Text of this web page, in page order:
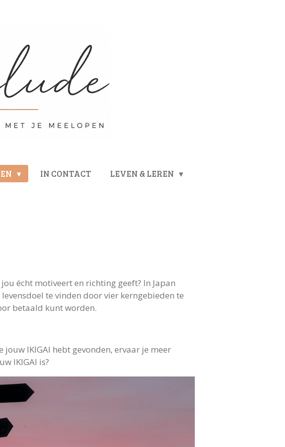
IN CONTACT LEVEN & LEREN
écht motiveert en richting geeft? In Japan
te vinden door vier kerngebieden te
betaald kunt worden.
IKIGAI hebt gevonden, ervaar je meer
IKIGAI is?